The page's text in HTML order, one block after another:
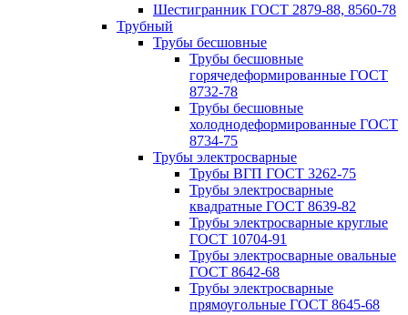
Шестигранник ГОСТ 2879-88, 8560-78
Трубный
Трубы бесшовные
Трубы бесшовные
горячедеформированные ГОСТ
8732-78
Трубы бесшовные
холоднодеформированные ГОСТ
8734-75
Трубы электросварные
Трубы ВГП ГОСТ 3262-75
Трубы электросварные
квадратные ГОСТ 8639-82
Трубы электросварные круглые
ГОСТ 10704-91
Трубы электросварные овальные
ГОСТ 8642-68
Трубы электросварные
прямоугольные ГОСТ 8645-68